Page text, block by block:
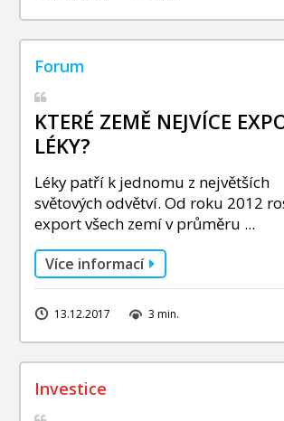
KTERÉ ZEMĚ NEJVÍCE
LÉKY?
Léky patří k jednomu z největších
světových odvětví. Od roku 2012
export všech zemí v průměru ...
Více informací
13.12.2017 3 min.